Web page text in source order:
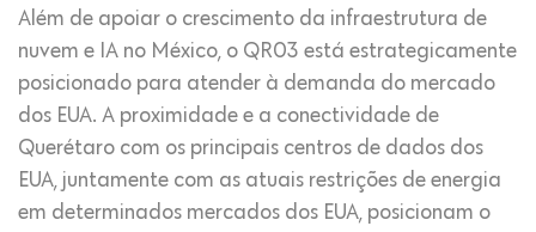
Além de apoiar o crescimento da infraestrutura de
nuvem e IA no México, o QR03 está estrategicamente
posicionado para atender à demanda do mercado
dos EUA. A proximidade e a conectividade de
Querétaro com os principais centros de dados dos
EUA, juntamente com as atuais restrições de energia
em determinados mercados dos EUA, posicionam o